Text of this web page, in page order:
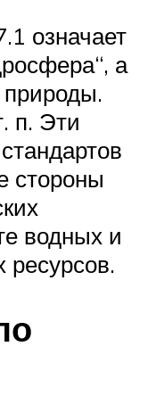
означает
а
природы.
п. Эти
стороны
водных и